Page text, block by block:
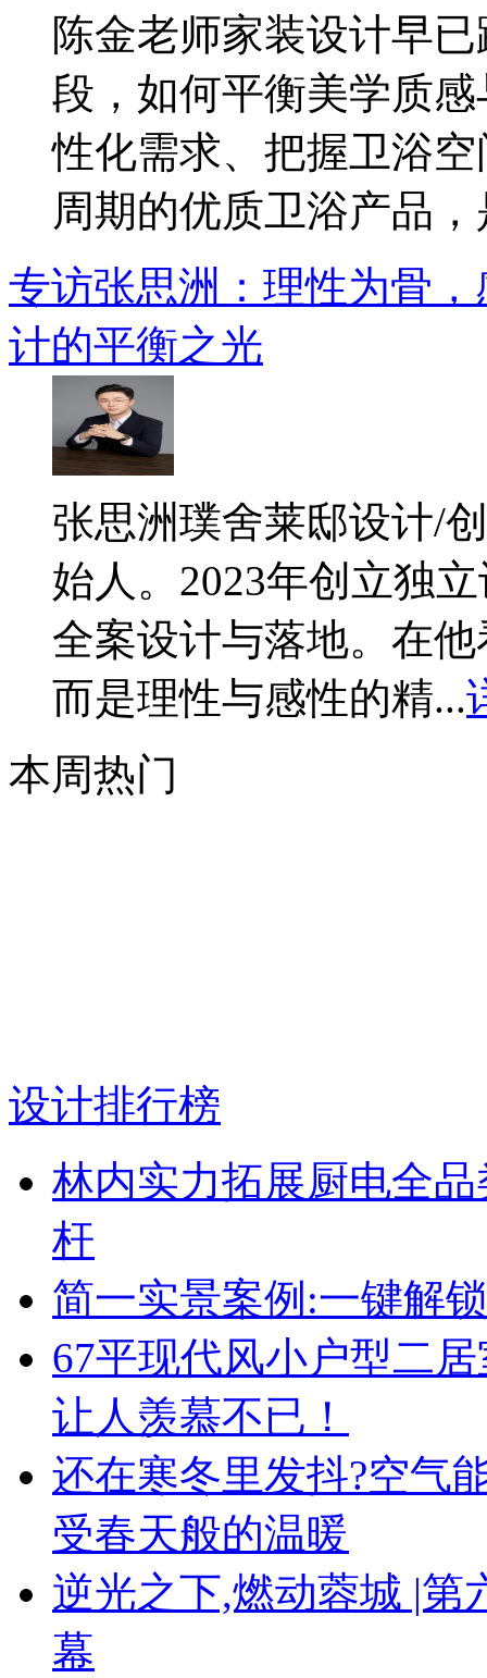
陈金老师家装设计早
段，如何平衡美学质
性化需求、把握卫浴
周期的优质卫浴产品，
专访张思洲：理性为骨
计的平衡之光
张思洲璞舍莱邸设计/
始人。2023年创立独
全案设计与落地。在
而是理性与感性的精...
本周热门
设计排行榜
林内实力拓展厨电全
杆
简一实景案例:一键解
67平现代风小户型二
让人羡慕不已！
还在寒冬里发抖?空气
受春天般的温暖
逆光之下,燃动蓉城 |第
幕